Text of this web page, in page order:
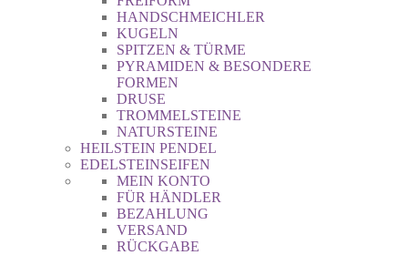
HANDSCHMEICHLER
KUGELN
SPITZEN & TÜRME
PYRAMIDEN & BESONDERE
FORMEN
DRUSE
TROMMELSTEINE
NATURSTEINE
HEILSTEIN PENDEL
EDELSTEINSEIFEN
MEIN KONTO
FÜR HÄNDLER
BEZAHLUNG
VERSAND
RÜCKGABE